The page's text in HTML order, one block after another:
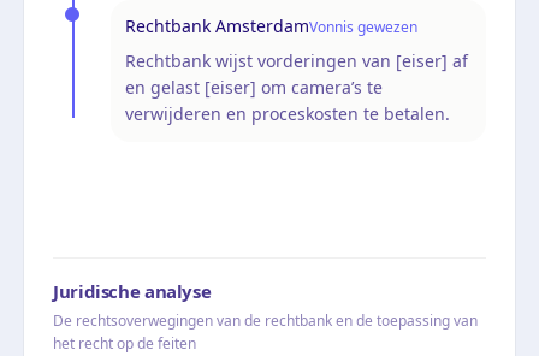
Rechtbank AmsterdamVonnis gewezen
Rechtbank wijst vorderingen van [eiser] af
en gelast [eiser] om camera’s te
verwijderen en proceskosten te betalen.
Juridische analyse
De rechtsoverwegingen van de rechtbank en de toepassing van
het recht op de feiten